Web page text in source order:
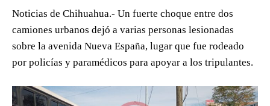
Noticias de Chihuahua.- Un fuerte choque entre dos
camiones urbanos dejó a varias personas lesionadas
sobre la avenida Nueva España, lugar que fue rodeado
por policías y paramédicos para apoyar a los tripulantes.